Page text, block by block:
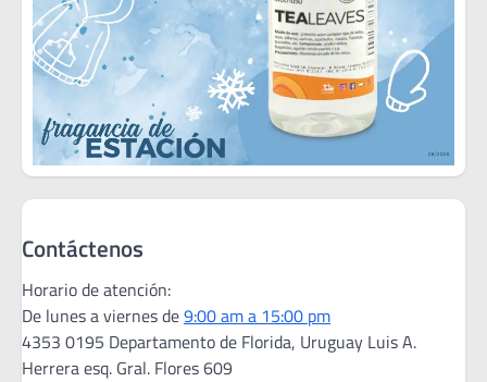
Contáctenos
Horario de atención:
De lunes a viernes de9:00 am a 15:00 pm
4353 0195 Departamento de Florida, Uruguay Luis A.
Herrera esq. Gral. Flores 609